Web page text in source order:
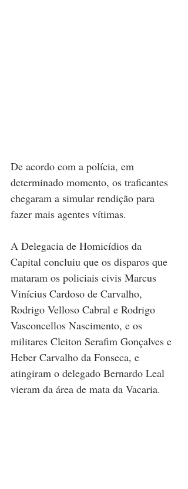
De acordo com a polícia, em
determinado momento, os traficantes
chegaram a simular rendição para
fazer mais agentes vítimas.
A Delegacia de Homicídios da
Capital concluiu que os disparos que
mataram os policiais civis Marcus
Vinícius Cardoso de Carvalho,
Rodrigo Velloso Cabral e Rodrigo
Vasconcellos Nascimento, e os
militares Cleiton Serafim Gonçalves e
Heber Carvalho da Fonseca, e
atingiram o delegado Bernardo Leal
vieram da área de mata da Vacaria.